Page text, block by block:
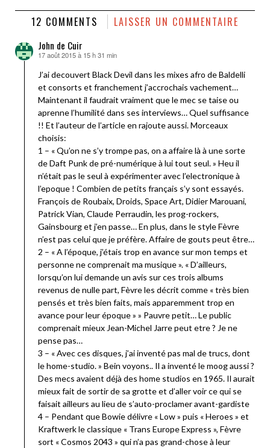
12 COMMENTS LAISSER UN COMMENTAIRE
John de Cuir
dit :
17 août 2015 à 15 h 31 min
J’ai decouvert Black Devil dans les mixes afro de Baldelli
et consorts et franchement j’accrochais vachement…
Maintenant il faudrait vraiment que le mec se taise ou
aprenne l’humilité dans ses interviews… Quel suffisance
!! Et l’auteur de l’article en rajoute aussi. Morceaux
choisis:
1 – « Qu’on ne s’y trompe pas, on a affaire là à une sorte
de Daft Punk de pré-numérique à lui tout seul. » Heu il
n’était pas le seul à expérimenter avec l’electronique à
l’epoque ! Combien de petits français s’y sont essayés.
François de Roubaix, Droids, Space Art, Didier Marouani,
Patrick Vian, Claude Perraudin, les prog-rockers,
Gainsbourg et j’en passe… En plus, dans le style Fèvre
n’est pas celui que je préfère. Affaire de gouts peut être…
2 – « A l’époque, j’étais trop en avance sur mon temps et
personne ne comprenait ma musique ». « D’ailleurs,
lorsqu’on lui demande un avis sur ces trois albums
revenus de nulle part, Fèvre les décrit comme « très bien
pensés et très bien faits, mais apparemment trop en
avance pour leur époque » » Pauvre petit… Le public
comprenait mieux Jean-Michel Jarre peut etre ? Je ne
pense pas…
3 – « Avec ces disques, j’ai inventé pas mal de trucs, dont
le home-studio. » Bein voyons.. Il a inventé le moog aussi ?
Des mecs avaient déjà des home studios en 1965. Il aurait
mieux fait de sortir de sa grotte et d’aller voir ce qui se
faisait ailleurs au lieu de s’auto-proclamer avant-gardiste
4 – Pendant que Bowie délivre « Low » puis « Heroes » et
Kraftwerk le classique « Trans Europe Express », Fèvre
sort « Cosmos 2043 » qui n’a pas grand-chose à leur